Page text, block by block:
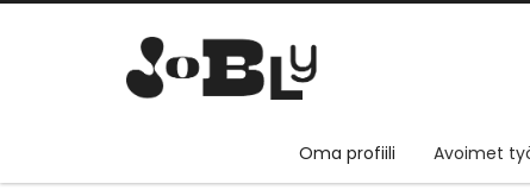
Oma profiili Avoimet